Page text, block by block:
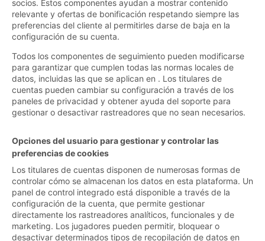
socios. Estos componentes ayudan a mostrar contenido
relevante y ofertas de bonificación respetando siempre las
preferencias del cliente al permitirles darse de baja en la
configuración de su cuenta.
Todos los componentes de seguimiento pueden modificarse
para garantizar que cumplen todas las normas locales de
datos, incluidas las que se aplican en . Los titulares de
cuentas pueden cambiar su configuración a través de los
paneles de privacidad y obtener ayuda del soporte para
gestionar o desactivar rastreadores que no sean necesarios.
Opciones del usuario para gestionar y controlar las
preferencias de cookies
Los titulares de cuentas disponen de numerosas formas de
controlar cómo se almacenan los datos en esta plataforma. Un
panel de control integrado está disponible a través de la
configuración de la cuenta, que permite gestionar
directamente los rastreadores analíticos, funcionales y de
marketing. Los jugadores pueden permitir, bloquear o
desactivar determinados tipos de recopilación de datos en